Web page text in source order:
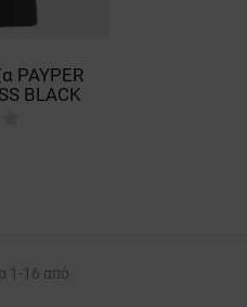
PAYPER
BLACK
1-16 από